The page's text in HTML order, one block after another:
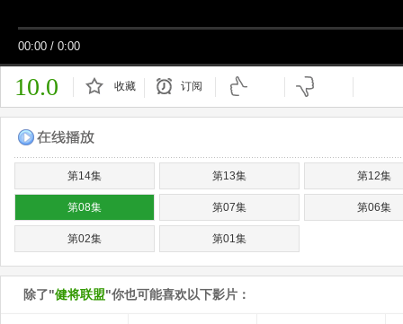
00:00 / 0:00
10.0 收藏 订阅
第14集 第13集 第12集
第08集 第07集 第06集
第02集 第01集
除了"健将联盟"你也可能喜欢以下影片：